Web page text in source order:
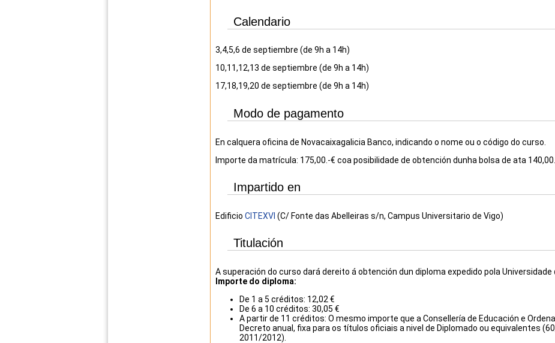
Calendario
3,4,5,6 de septiembre (de 9h a 14h)
10,11,12,13 de septiembre (de 9h a 14h)
17,18,19,20 de septiembre (de 9h a 14h)
Modo de pagamento
En calquera oficina de Novacaixagalicia Banco, indicando o nome ou o código do curso.
Importe da matrícula: 175,00.-€ coa posibilidade de obtención dunha bolsa de ata
Impartido en
Edificio CITEXVI (C/ Fonte das Abelleiras s/n, Campus Universitario de Vigo)
Titulación
A superación do curso dará dereito á obtención dun diploma expedido pola Universidade
Importe do diploma:
De 1 a 5 créditos: 12,02 €
De 6 a 10 créditos: 30,05 €
A partir de 11 créditos: O mesmo importe que a Consellería de Educación e
Decreto anual, fixa para os títulos oficiais a nivel de Diplomado ou equivalentes
2011/2012).